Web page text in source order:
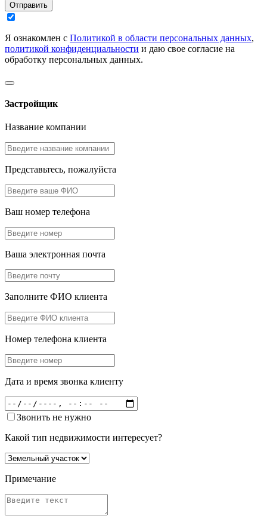
Отправить
Я ознакомлен с Политикой в области персональных данных,
политикой конфиденциальности и даю свое согласие на
обработку персональных данных.
Застройщик
Название компании
Представьтесь, пожалуйста
Ваш номер телефона
Ваша электронная почта
Заполните ФИО клиента
Номер телефона клиента
Дата и время звонка клиенту
Звонить не нужно
Какой тип недвижимости интересует?
Примечание